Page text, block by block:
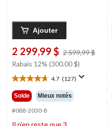
Ajouter
2 299,99 $ 2 599,99 $
Rabais 12% (300.00 $)
4.7 (127)
4.7
étoile(s)
sur
5.
127
Solde Mieux notés
#088-2030-8
Il n’en reste que 3